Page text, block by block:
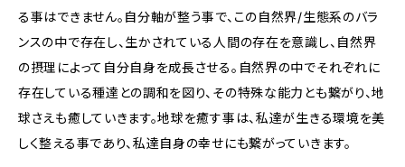
る事はできません。自分軸が整う事で、この自然界/生態系のバラ
ンスの中で存在し、生かされている人間の存在を意識し、自然界
の摂理によって自分自身を成長させる。自然界の中でそれぞれに
存在している種達との調和を図り、その特殊な能力とも繋がり、地
球さえも癒していきます。地球を癒す事は、私達が生きる環境を美
しく整える事であり、私達自身の幸せにも繋がっていきます。